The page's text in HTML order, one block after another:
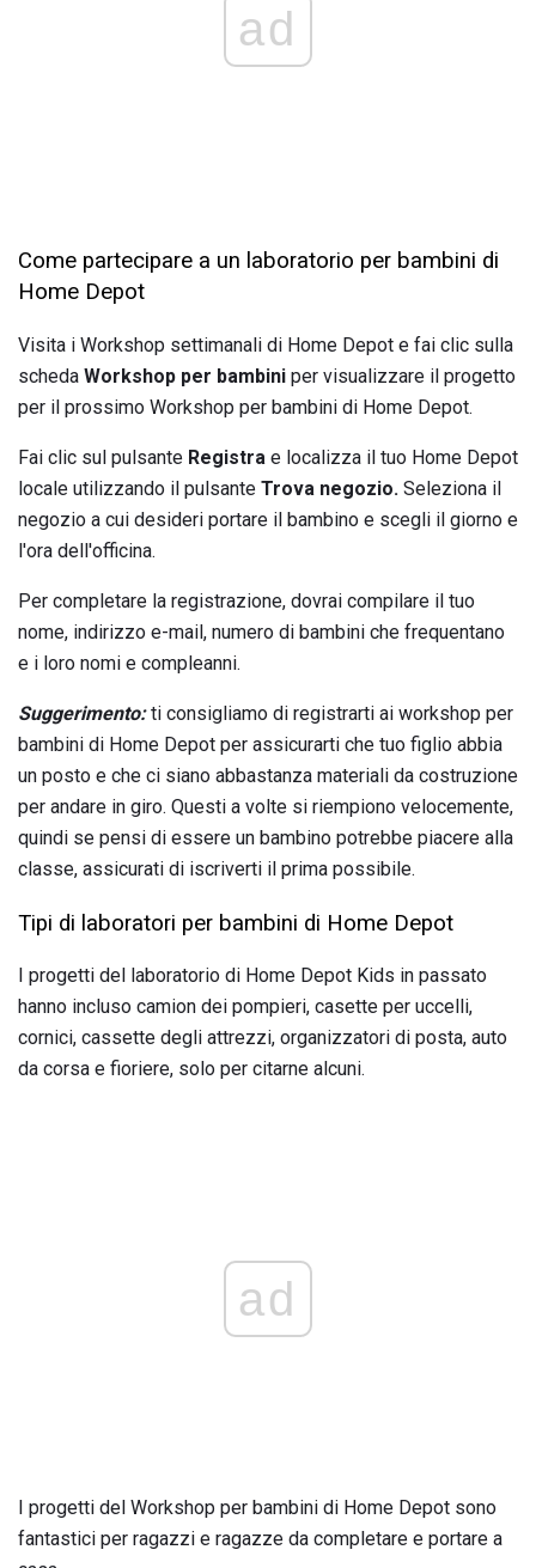
ad
Come partecipare a un laboratorio per bambini di
Home Depot
Visita i Workshop settimanali di Home Depot e fai clic sulla
scheda Workshop per bambini per visualizzare il progetto
per il prossimo Workshop per bambini di Home Depot.
Fai clic sul pulsante Registra e localizza il tuo Home Depot
locale utilizzando il pulsante Trova negozio. Seleziona il
negozio a cui desideri portare il bambino e scegli il giorno e
l'ora dell'officina.
Per completare la registrazione, dovrai compilare il tuo
nome, indirizzo e-mail, numero di bambini che frequentano
e i loro nomi e compleanni.
Suggerimento:ti consigliamo di registrarti ai workshop per
bambini di Home Depot per assicurarti che tuo figlio abbia
un posto e che ci siano abbastanza materiali da costruzione
per andare in giro. Questi a volte si riempiono velocemente,
quindi se pensi di essere un bambino potrebbe piacere alla
classe, assicurati di iscriverti il ​​prima possibile.
Tipi di laboratori per bambini di Home Depot
I progetti del laboratorio di Home Depot Kids in passato
hanno incluso camion dei pompieri, casette per uccelli,
cornici, cassette degli attrezzi, organizzatori di posta, auto
da corsa e fioriere, solo per citarne alcuni.
ad
I progetti del Workshop per bambini di Home Depot sono
fantastici per ragazzi e ragazze da completare e portare a